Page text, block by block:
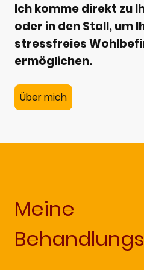
Ich komme direkt zu
oder in den Stall, um
stressfreies
ermöglichen.
Über mich
Meine